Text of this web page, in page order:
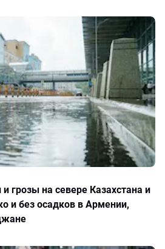
грозы на севере Казахстана и
и без осадков в Армении,